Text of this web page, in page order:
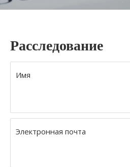
Расследование
Имя
Электронная почта